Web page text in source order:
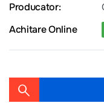
Producator:
Achitare Online